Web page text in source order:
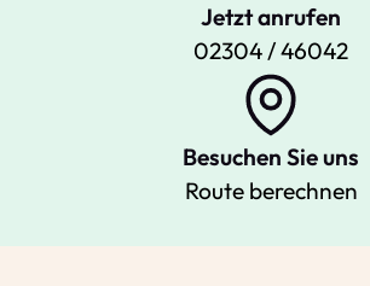
Jetzt anrufen
02304 / 46042
Besuchen Sie uns
Route berechnen